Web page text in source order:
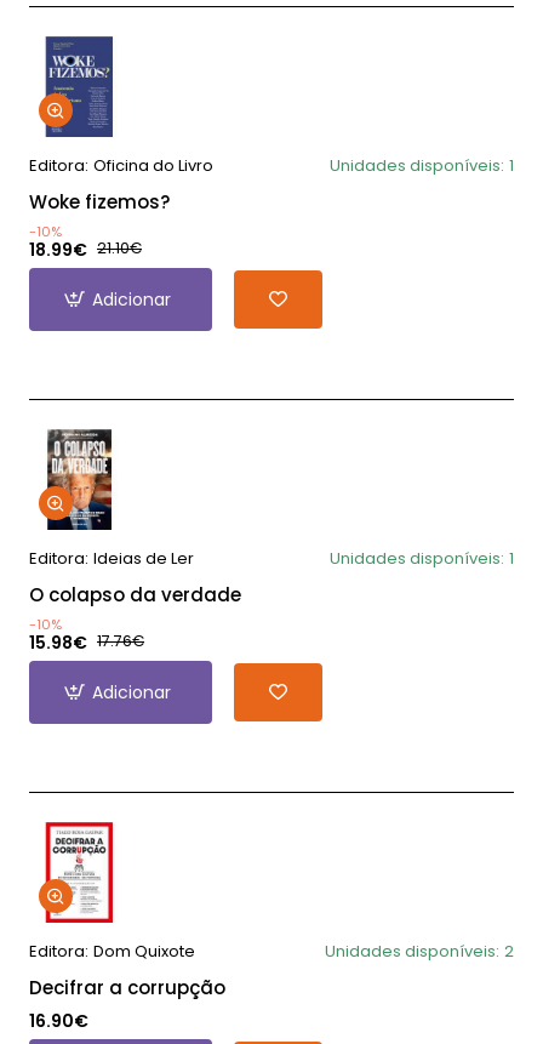
Editora: Oficina do Livro Unidades disponíveis: 1
Woke fizemos?
-10%
18.99€ 21.10€
Adicionar
Editora: Ideias de Ler Unidades disponíveis: 1
O colapso da verdade
-10%
15.98€ 17.76€
Adicionar
Editora: Dom Quixote Unidades disponíveis: 2
Decifrar a corrupção
16.90€